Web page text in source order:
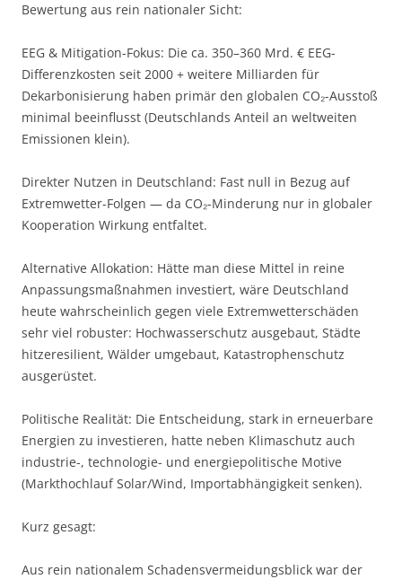
Bewertung aus rein nationaler Sicht:
EEG & Mitigation-Fokus: Die ca. 350–360 Mrd. € EEG-
Differenzkosten seit 2000 + weitere Milliarden für
Dekarbonisierung haben primär den globalen CO₂-Ausstoß
minimal beeinflusst (Deutschlands Anteil an weltweiten
Emissionen klein).
Direkter Nutzen in Deutschland: Fast null in Bezug auf
Extremwetter-Folgen — da CO₂-Minderung nur in globaler
Kooperation Wirkung entfaltet.
Alternative Allokation: Hätte man diese Mittel in reine
Anpassungsmaßnahmen investiert, wäre Deutschland
heute wahrscheinlich gegen viele Extremwetterschäden
sehr viel robuster: Hochwasserschutz ausgebaut, Städte
hitzeresilient, Wälder umgebaut, Katastrophenschutz
ausgerüstet.
Politische Realität: Die Entscheidung, stark in erneuerbare
Energien zu investieren, hatte neben Klimaschutz auch
industrie-, technologie- und energiepolitische Motive
(Markthochlauf Solar/Wind, Importabhängigkeit senken).
Kurz gesagt:
Aus rein nationalem Schadensvermeidungsblick war der